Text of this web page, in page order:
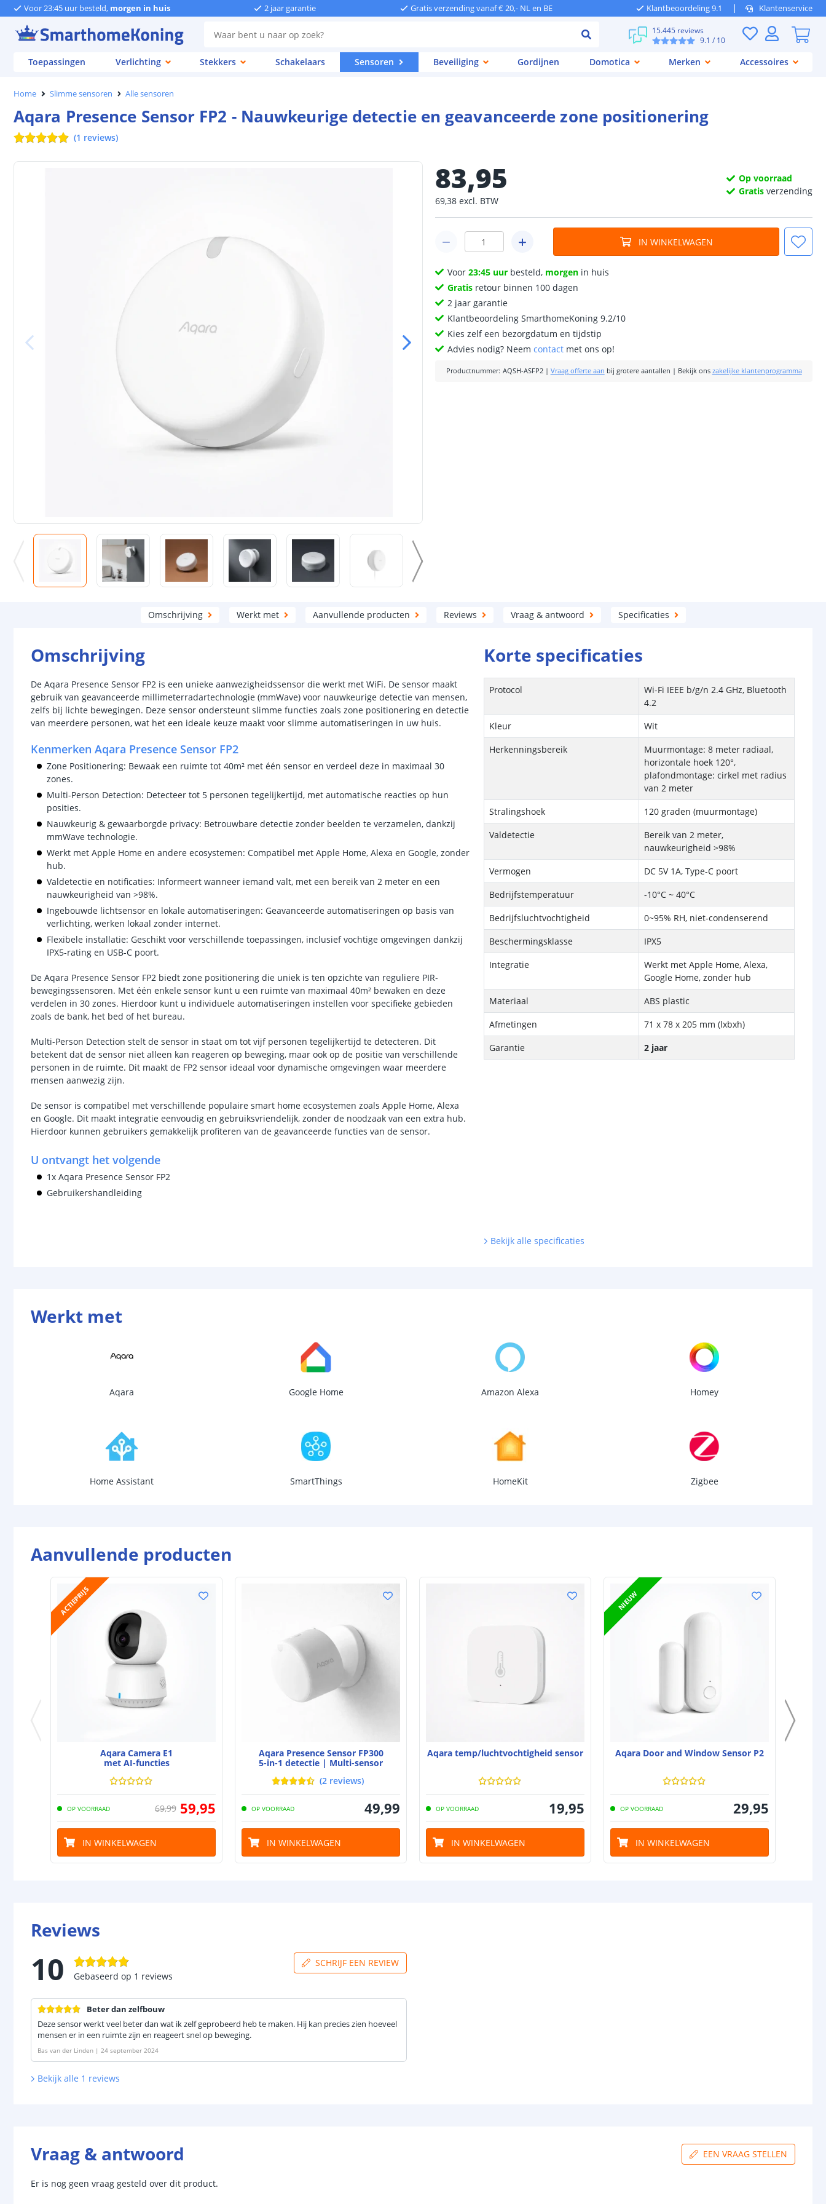
Voor 23:45 uur besteld, morgen in huis 2 jaar garantie Gratis verzending vanaf € 20,- NL en BE Klantbeoordeling 9.1 Klantenservice
15.445 reviews
9.1 / 10
Toepassingen Verlichting Stekkers Schakelaars Sensoren Beveiliging Gordijnen Domotica Merken Accessoires
Home Slimme sensoren Alle sensoren
Aqara Presence Sensor FP2 - Nauwkeurige detectie en geavanceerde zone positionering
(1 reviews)
83,95
69,38 excl. BTW
Op voorraad
Gratis verzending
IN WINKELWAGEN
Voor23:45 uur besteld, morgen in huis
Gratis retour binnen 100 dagen
2 jaar garantie
Klantbeoordeling SmarthomeKoning 9.2/10
Kies zelf een bezorgdatum en tijdstip
Advies nodig? Neemcontact met ons op!
Productnummer: AQSH-ASFP2| Vraag offerte aan bij grotere aantallen | Bekijk ons zakelijke klantenprogramma
Omschrijving Werkt met Aanvullende producten Reviews Vraag & antwoord Specificaties
Omschrijving
De Aqara Presence Sensor FP2 is een unieke aanwezigheidssensor die werkt met WiFi. De sensor maakt
gebruik van geavanceerde millimeterradartechnologie (mmWave) voor nauwkeurige detectie van mensen,
zelfs bij lichte bewegingen. Deze sensor ondersteunt slimme functies zoals zone positionering en detectie
van meerdere personen, wat het een ideale keuze maakt voor slimme automatiseringen in uw huis.
Kenmerken Aqara Presence Sensor FP2
Zone Positionering: Bewaak een ruimte tot 40m² met één sensor en verdeel deze in maximaal 30
zones.
Multi-Person Detection: Detecteer tot 5 personen tegelijkertijd, met automatische reacties op hun
posities.
Nauwkeurig & gewaarborgde privacy: Betrouwbare detectie zonder beelden te verzamelen, dankzij
mmWave technologie.
Werkt met Apple Home en andere ecosystemen: Compatibel met Apple Home, Alexa en Google, zonder
hub.
Valdetectie en notificaties: Informeert wanneer iemand valt, met een bereik van 2 meter en een
nauwkeurigheid van >98%.
Ingebouwde lichtsensor en lokale automatiseringen: Geavanceerde automatiseringen op basis van
verlichting, werken lokaal zonder internet.
Flexibele installatie: Geschikt voor verschillende toepassingen, inclusief vochtige omgevingen dankzij
IPX5-rating en USB-C poort.
De Aqara Presence Sensor FP2 biedt zone positionering die uniek is ten opzichte van reguliere PIR-
bewegingssensoren. Met één enkele sensor kunt u een ruimte van maximaal 40m² bewaken en deze
verdelen in 30 zones. Hierdoor kunt u individuele automatiseringen instellen voor specifieke gebieden
zoals de bank, het bed of het bureau.
Multi-Person Detection stelt de sensor in staat om tot vijf personen tegelijkertijd te detecteren. Dit
betekent dat de sensor niet alleen kan reageren op beweging, maar ook op de positie van verschillende
personen in de ruimte. Dit maakt de FP2 sensor ideaal voor dynamische omgevingen waar meerdere
mensen aanwezig zijn.
De sensor is compatibel met verschillende populaire smart home ecosystemen zoals Apple Home, Alexa
en Google. Dit maakt integratie eenvoudig en gebruiksvriendelijk, zonder de noodzaak van een extra hub.
Hierdoor kunnen gebruikers gemakkelijk profiteren van de geavanceerde functies van de sensor.
U ontvangt het volgende
1x Aqara Presence Sensor FP2
Gebruikershandleiding
Korte specificaties
Protocol
Wi-Fi IEEE b/g/n 2.4 GHz, Bluetooth
4.2
Kleur
Wit
Herkenningsbereik
Muurmontage: 8 meter radiaal,
horizontale hoek 120°,
plafondmontage: cirkel met radius
van 2 meter
Stralingshoek
120 graden (muurmontage)
Valdetectie
Bereik van 2 meter,
nauwkeurigheid >98%
Vermogen
DC 5V 1A, Type-C poort
Bedrijfstemperatuur
-10°C ~ 40°C
Bedrijfsluchtvochtigheid
0~95% RH, niet-condenserend
Beschermingsklasse
IPX5
Integratie
Werkt met Apple Home, Alexa,
Google Home, zonder hub
Materiaal
ABS plastic
Afmetingen
71 x 78 x 205 mm (lxbxh)
Garantie
2 jaar
Bekijk alle specificaties
Werkt met
Aqara Google Home Amazon Alexa Homey
Home Assistant SmartThings HomeKit Zigbee
Aanvullende producten
ACTIEPRIJS
Aqara Camera E1
met AI-functies
OP VOORRAAD 69,99 59,95
IN WINKELWAGEN
Aqara Presence Sensor FP300
5-in-1 detectie | Multi-sensor
(2 reviews)
OP VOORRAAD 49,99
IN WINKELWAGEN
Aqara temp/luchtvochtigheid sensor
OP VOORRAAD 19,95
IN WINKELWAGEN
NIEUW
Aqara Door and Window Sensor P2
OP VOORRAAD 29,95
IN WINKELWAGEN
Reviews
10 Gebaseerd op 1 reviews
SCHRIJF EEN REVIEW
Beter dan zelfbouw
Deze sensor werkt veel beter dan wat ik zelf geprobeerd heb te maken. Hij kan precies zien hoeveel
mensen er in een ruimte zijn en reageert snel op beweging.
Bas van der Linden | 24 september 2024
Bekijk alle 1 reviews
Vraag & antwoord EEN VRAAG STELLEN
Er is nog geen vraag gesteld over dit product.